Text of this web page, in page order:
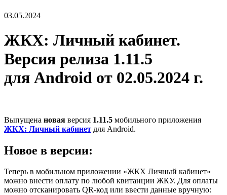
03.05.2024
ЖКХ: Личный кабинет.
Версия релиза 1.11.5
для Android от 02.05.2024 г.
Выпущена новая версия 1.11.5 мобильного приложения
ЖКХ: Личный кабинет для Android.
Новое в версии:
Теперь в мобильном приложении «ЖКХ Личный кабинет»
можно внести оплату по любой квитанции ЖКУ. Для оплаты
можно отсканировать QR-код или ввести данные вручную: